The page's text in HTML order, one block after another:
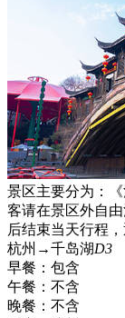
景区主要分为：
客请在景区外自
后结束当天行程
杭州→千岛湖D3
早餐： 包含
午餐： 不含
晚餐： 不含